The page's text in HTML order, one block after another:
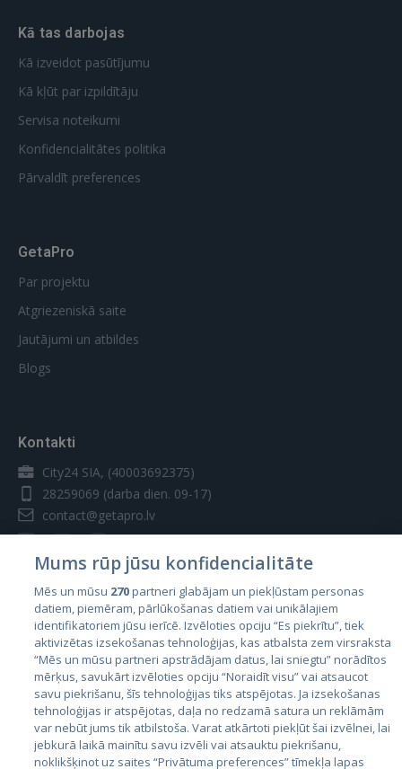
Kā tas darbojas
Kā izveidot pasūtījumu
Kā kļūt par izpildītāju
Servisa noteikumi
Konfidencialitātes politika
Pārvaldīt preferences
GetaPro
Par projektu
Atgriezeniskā saite
Jautājumi un atbildes
Blogs
Kontakti
City24 SIA, (40003692375)
28259069 (darba dien. 09-17)
contact@getapro.lv
Valstis
Igaunija
Latvija
Lietuva
Mums rūp jūsu konfidencialitāte
Mēs un mūsu 270partneri glabājam un piekļūstam personas
datiem, piemēram, pārlūkošanas datiem vai unikālajiem
identifikatoriem jūsu ierīcē. Izvēloties opciju “Es piekrītu”, tiek
aktivizētas izsekošanas tehnoloģijas, kas atbalsta zem virsraksta
“Mēs un mūsu partneri apstrādājam datus, lai sniegtu” norādītos
mērķus, savukārt izvēloties opciju “Noraidīt visu” vai atsaucot
savu piekrišanu, šīs tehnoloģijas tiks atspējotas. Ja izsekošanas
tehnoloģijas ir atspējotas, daļa no redzamā satura un reklāmām
var nebūt jums tik atbilstoša. Varat atkārtoti piekļūt šai izvēlnei, lai
jebkurā laikā mainītu savu izvēli vai atsauktu piekrišanu,
noklikšķinot uz saites “Privātuma preferences” tīmekļa lapas